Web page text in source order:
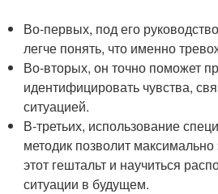
Во-первых, под его
легче понять, что именно
Во-вторых, он точно поможет
идентифицировать чувства,
ситуацией.
В-третьих, использование
методик позволит
этот гештальт и научиться
ситуации в будущем.